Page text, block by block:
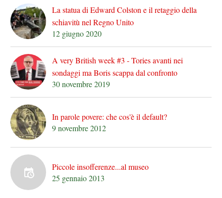
La statua di Edward Colston e il retaggio della
schiavitù nel Regno Unito
12 giugno 2020
A very British week #3 - Tories avanti nei
sondaggi ma Boris scappa dal confronto
30 novembre 2019
In parole povere: che cos'è il default?
9 novembre 2012
Piccole insofferenze...al museo
25 gennaio 2013